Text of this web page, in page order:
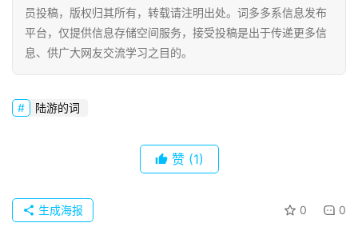
古
今
诗
注册
员投稿，版权归其所有，转载请注明出处。词多多系信息发布
平台，仅提供信息存储空间服务，接受投稿是出于传递更多信
息、供广大网友交流学习之目的。
陆游的词
赞 (1)
0 0
生成海报